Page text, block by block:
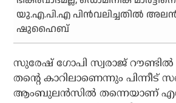
യു.എ.പി.എ പിന്‍വലിച്ചതില്‍
ഷുഹൈബ്
സുരേഷ് ഗോപി സ്വരാജ്
തന്റെ കാറിലാണെന്നും പിന്നീട്
ആംബുലൻസിൽ തന്നെയാണ്